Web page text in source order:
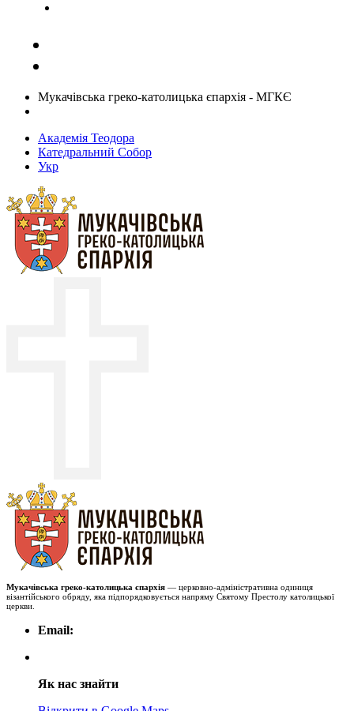
Мукачівська греко-католицька єпархія - МГКЄ
Академія Теодора
Катедральний Собор
Укр
Мукачівська греко-католицька єпархія — церковно-адміністративна одиниця
візантійського обряду, яка підпорядковується напряму Святому Престолу католицької
церкви.
Email:
Як нас знайти